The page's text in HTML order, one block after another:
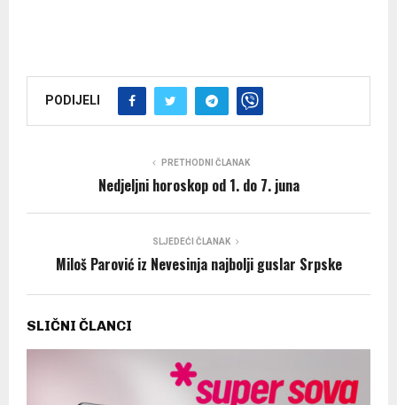
PODIJELI
PRETHODNI ČLANAK
Nedjeljni horoskop od 1. do 7. juna
SLJEDEĆI ČLANAK
Miloš Parović iz Nevesinja najbolji guslar Srpske
SLIČNI ČLANCI